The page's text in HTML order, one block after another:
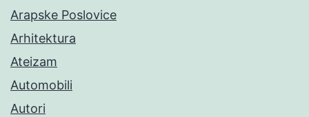
Arapske Poslovice
Arhitektura
Ateizam
Automobili
Autori